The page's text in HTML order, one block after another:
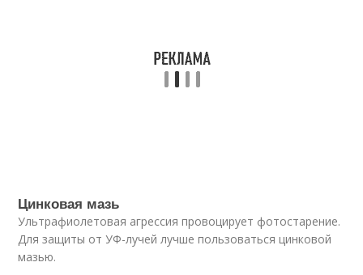
Цинковая мазь
Ультрафиолетовая агрессия провоцирует фотостарение.
Для защиты от УФ-лучей лучше пользоваться цинковой
мазью.